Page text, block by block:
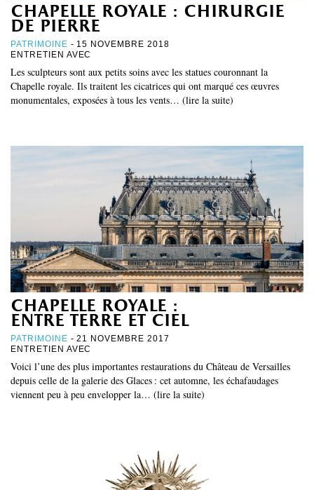
chapelle royale : chirurgie
de pierre
PATRIMOINE - 15 NOVEMBRE 2018
ENTRETIEN AVEC
Les sculpteurs sont aux petits soins avec les statues couronnant la
Chapelle royale. Ils traitent les cicatrices qui ont marqué ces œuvres
monumentales, exposées à tous les vents… (lire la suite)
chapelle royale :
entre terre et ciel
PATRIMOINE - 21 NOVEMBRE 2017
ENTRETIEN AVEC
Voici l’une des plus importantes restaurations du Château de Versailles
depuis celle de la galerie des Glaces : cet automne, les échafaudages
viennent peu à peu envelopper la… (lire la suite)